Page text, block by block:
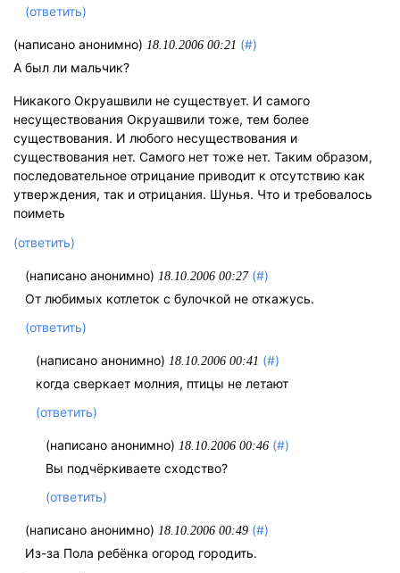
(ответить)
(написано анонимно) 18.10.2006 00:21 (#)
А был ли мальчик?
Никакого Окруашвили не существует. И самого
несуществования Окруашвили тоже, тем более
существования. И любого несуществования и
существования нет. Самого нет тоже нет. Таким образом,
последовательное отрицание приводит к отсутствию как
утверждения, так и отрицания. Шунья. Что и требовалось
поиметь
(ответить)
(написано анонимно) 18.10.2006 00:27 (#)
От любимых котлеток с булочкой не откажусь.
(ответить)
(написано анонимно) 18.10.2006 00:41 (#)
когда сверкает молния, птицы не летают
(ответить)
(написано анонимно) 18.10.2006 00:46 (#)
Вы подчёркиваете сходство?
(ответить)
(написано анонимно) 18.10.2006 00:49 (#)
Из-за Пола ребёнка огород городить.